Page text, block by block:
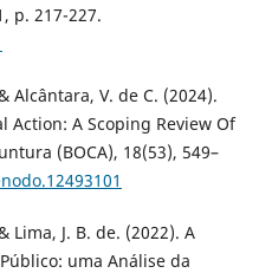
p. 217-227.
Alcântara, V. de C. (2024).
Action: A Scoping Review Of
(BOCA), 18(53), 549–
Lima, J. B. de. (2022). A
uma Análise da